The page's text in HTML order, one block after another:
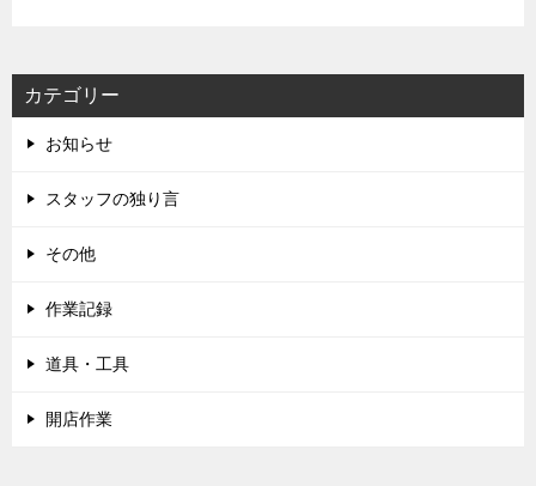
カテゴリー
お知らせ
スタッフの独り言
その他
作業記録
道具・工具
開店作業